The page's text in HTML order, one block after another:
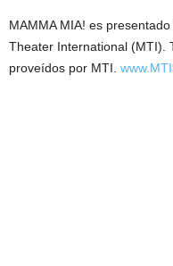
MAMMA MIA! es
Theater International (MTI).
proveídos por MTI.